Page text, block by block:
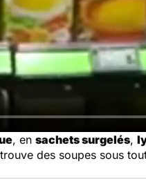
, en sachets surgelés,
des soupes sous